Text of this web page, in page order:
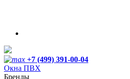
+7 (499) 391-00-04
Окна ПВХ
Бренды